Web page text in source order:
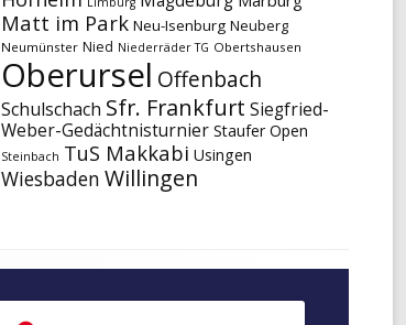
Matt im Park Neu-Isenburg Neuberg
Neumünster Nied Niederräder TG Obertshausen
Oberursel Offenbach
Schulschach Sfr. Frankfurt Siegfried-
Weber-Gedächtnisturnier Staufer Open
Steinbach TuS Makkabi Usingen
Wiesbaden Willingen